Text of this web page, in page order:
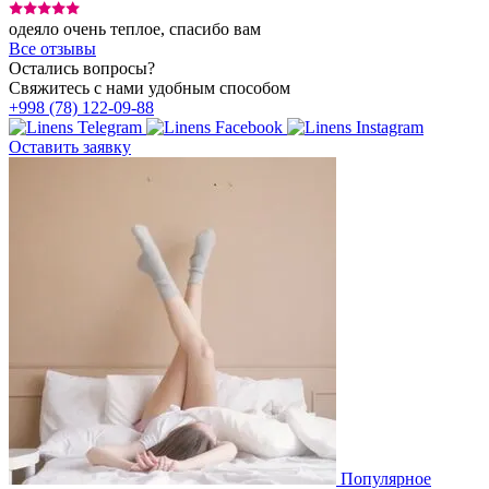
одеяло очень теплое, спасибо вам
Все отзывы
Остались вопросы?
Свяжитесь с нами удобным способом
+998 (78) 122-09-88
Оставить заявку
Популярное